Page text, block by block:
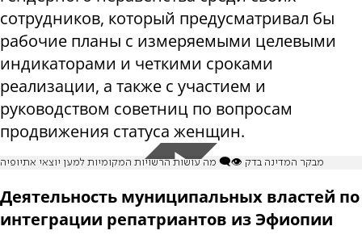
сотрудников, который предусматривал бы
рабочие планы с измеряемыми целевыми
индикаторами и четкими сроками
реализации, а также с участием и
руководством советниц по вопросам
продвижения статуса женщин.
מבקר המדינה בדק 👁️‍🗨️ מה עושות הרשויות המקומיות למען יוצאי אתיופיה
Деятельность муниципальных властей по
интеграции репатриантов из Эфиопии